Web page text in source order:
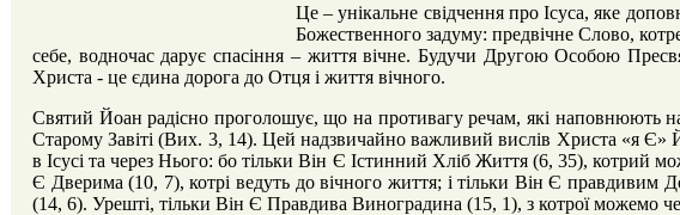
Це – унікальне свідчення про Ісуса, яке
Божественного задуму: предвічне Слово,
себе, водночас дарує спасіння – життя вічне. Будучи Другою Особою
Христа - це єдина дорога до Отця і життя вічного.
Святий Йоан радісно проголошує, що на противагу речам, які наповнюють
Старому Завіті (Вих. 3, 14). Цей надзвичайно важливий вислів Христа «я Є»
в Ісусі та через Нього: бо тільки Він Є Істинний Хліб Життя (6, 35), котрий
Є Дверима (10, 7), котрі ведуть до вічного життя; і тільки Він Є
(14, 6). Урешті, тільки Він Є Правдива Виноградина (15, 1), з котрої можемо